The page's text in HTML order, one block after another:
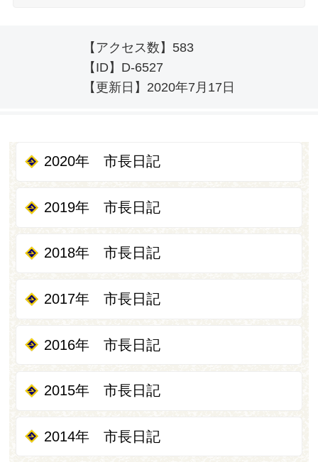
【アクセス数】 583
【ID】 D-6527
【更新日】 2020年7月17日
2020年 市長日記
2019年 市長日記
2018年 市長日記
2017年 市長日記
2016年 市長日記
2015年 市長日記
2014年 市長日記